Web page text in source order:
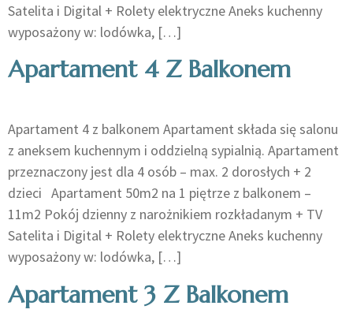
Satelita i Digital + Rolety elektryczne Aneks kuchenny
wyposażony w: lodówka, […]
Apartament 4 Z Balkonem
Apartament 4 z balkonem Apartament składa się salonu
z aneksem kuchennym i oddzielną sypialnią. Apartament
przeznaczony jest dla 4 osób – max. 2 dorosłych + 2
dzieci Apartament 50m2 na 1 piętrze z balkonem –
11m2​ Pokój dzienny z narożnikiem rozkładanym + TV
Satelita i Digital + Rolety elektryczne Aneks kuchenny
wyposażony w: lodówka, […]
Apartament 3 Z Balkonem